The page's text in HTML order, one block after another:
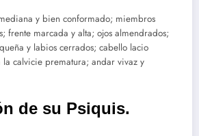
y bien conformado; miembros
frente marcada y alta; ojos almendrados;
y labios cerrados; cabello lacio
la calvicie prematura; andar vivaz y
de su Psiquis.